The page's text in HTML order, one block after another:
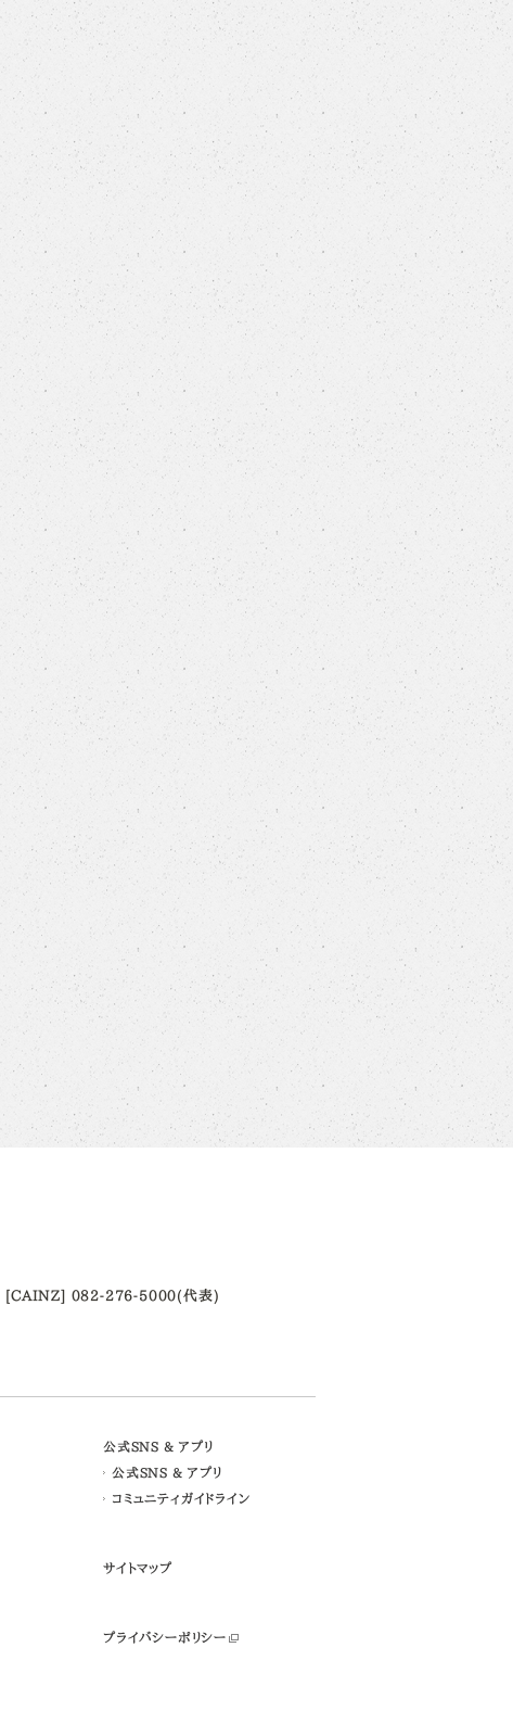
[CAINZ] 082-276-5000(代表)
公式SNS & アプリ
公式SNS & アプリ
コミュニティガイドライン
サイトマップ
プライバシーポリシー